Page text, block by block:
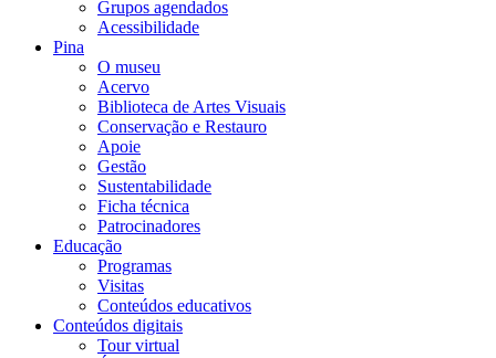
Grupos agendados
Acessibilidade
Pina
O museu
Acervo
Biblioteca de Artes Visuais
Conservação e Restauro
Apoie
Gestão
Sustentabilidade
Ficha técnica
Patrocinadores
Educação
Programas
Visitas
Conteúdos educativos​
Conteúdos digitais
Tour virtual